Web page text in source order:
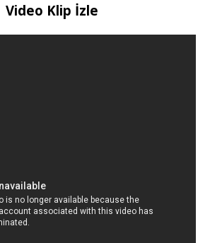
Video Klip İzle